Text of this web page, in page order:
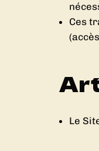
Ces
Le